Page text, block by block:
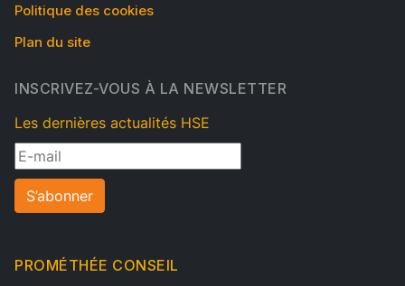
Politique des cookies
Plan du site
INSCRIVEZ-VOUS À LA NEWSLETTER
Les dernières actualités HSE
S’abonner
PROMÉTHÉE CONSEIL